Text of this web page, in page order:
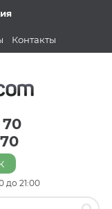
Контакты
70
до 21:00